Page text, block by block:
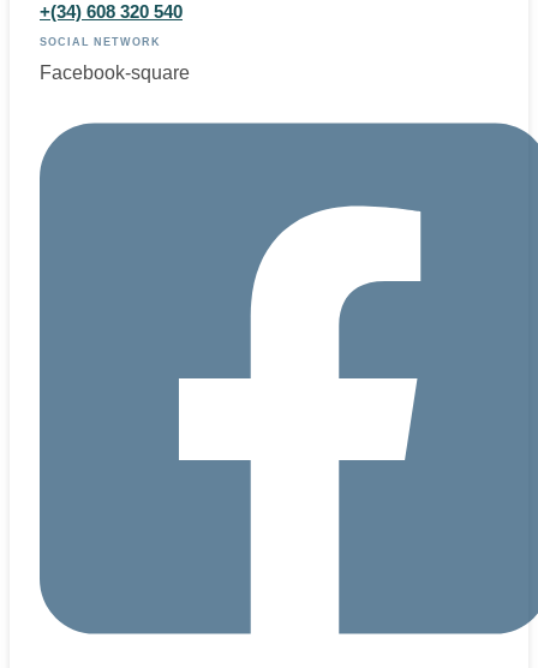
+(34) 608 320 540
SOCIAL NETWORK
Facebook-square